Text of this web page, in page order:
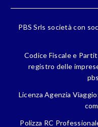
PBS Srls società con
Codice Fiscale e
registro delle
Licenza Agenzia
Polizza RC